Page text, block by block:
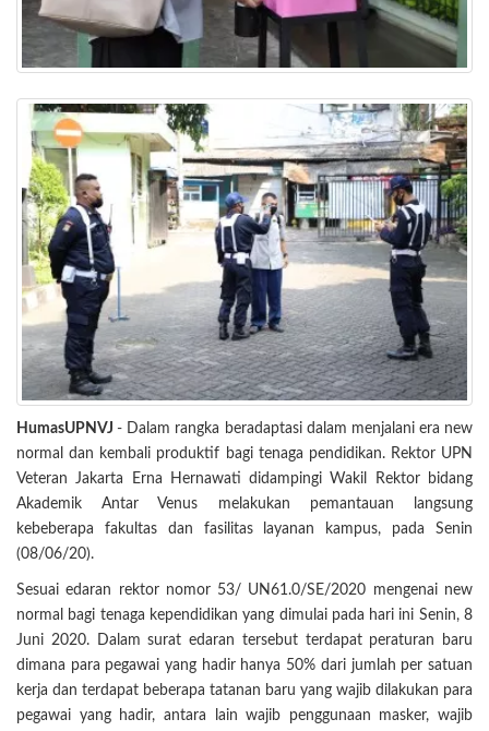
HumasUPNVJ- Dalam rangka beradaptasi dalam menjalani era new
normal dan kembali produktif bagi tenaga pendidikan. Rektor UPN
Veteran Jakarta Erna Hernawati didampingi Wakil Rektor bidang
Akademik Antar Venus melakukan pemantauan langsung
kebeberapa fakultas dan fasilitas layanan kampus, pada Senin
(08/06/20).
Sesuai edaran rektor nomor 53/ UN61.0/SE/2020 mengenai new
normal bagi tenaga kependidikan yang dimulai pada hari ini Senin, 8
Juni 2020. Dalam surat edaran tersebut terdapat peraturan baru
dimana para pegawai yang hadir hanya 50% dari jumlah per satuan
kerja dan terdapat beberapa tatanan baru yang wajib dilakukan para
pegawai yang hadir, antara lain wajib penggunaan masker, wajib